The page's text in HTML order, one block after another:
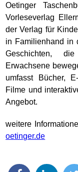
Oetinger
Vorleseverlag
der Verlag für
in Familienhand in
Geschichten,
Erwachsene
umfasst Bücher,
Filme und
Angebot.
weitere
oetinger.de